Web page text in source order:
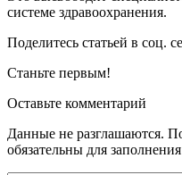
системе здравоохранения.
Поделитесь статьей в соц.
Станьте первым!
Оставьте комментарий
Данные не разглашаются.
обязательны для заполнения